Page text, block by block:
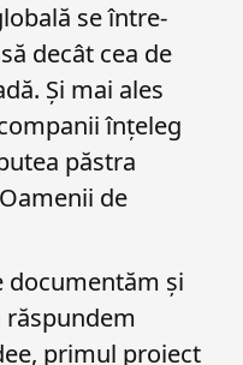
se între-
decât cea de
Și mai ales
înțeleg
păstra
de
documentăm și
primul proiect